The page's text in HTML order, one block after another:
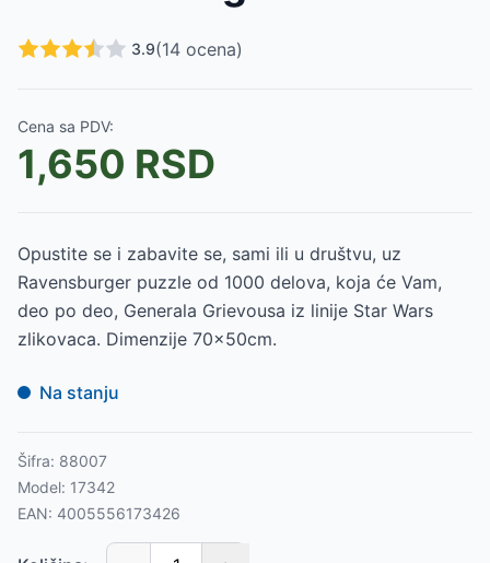
3.9(14 ocena)
Cena sa PDV:
1,650 RSD
Opustite se i zabavite se, sami ili u društvu, uz
Ravensburger puzzle od 1000 delova, koja će Vam,
deo po deo, Generala Grievousa iz linije Star Wars
zlikovaca. Dimenzije 70x50cm.
Na stanju
Šifra: 88007
Model: 17342
EAN: 4005556173426